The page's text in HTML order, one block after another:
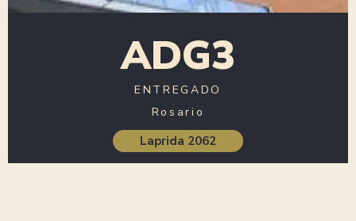
ADG3
ENTREGADO
Rosario
Laprida 2062